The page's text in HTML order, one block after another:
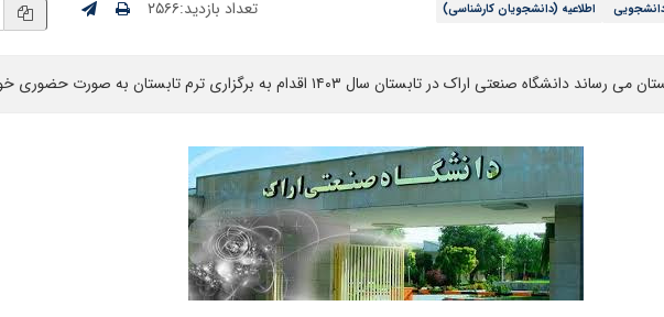
اطلاعیه (دانشجویان کارشناسی)
تعداد بازدید:۲۵۶۶
در تابستان سال ۱۴۰۳ اقدام به برگزاری ترم تابستان به صورت حضوری خواهد نمود.